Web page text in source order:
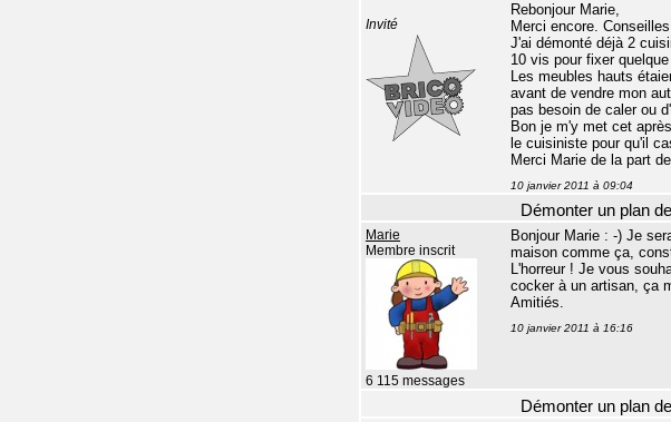
Invité
Rebonjour Marie,
Merci encore.
J'ai démonté déjà 2
10 vis pour fixer
Les meubles hauts
avant de vendre mon
pas besoin de caler ou
Bon je m'y met cet
le cuisiniste pour qu'il
Merci Marie de la part
10 janvier 2011 à 09:04
Démonter un plan
Marie
Membre inscrit
6 115 messages
Bonjour Marie : -) Je
maison comme ça,
L'horreur ! Je vous
cocker à un artisan, ça
Amitiés.
10 janvier 2011 à 16:16
Démonter un plan